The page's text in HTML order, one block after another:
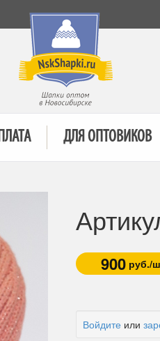
ДЛЯ ОПТОВИКОВ
900 руб./
Войдите или